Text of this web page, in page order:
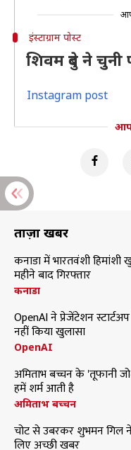
इंस्टाग्राम पोस्ट
शिवम दुबे ने
Instagram post
ताज़ा खबरें
कनाडा में भारतवंशी हिमांशी
महीने बाद गिरफ्तार
कनाडा
OpenAI ने प्रेजेंटेशन
नहीं किया खुलासा
OpenAI
अमिताभ बच्चन के 'तूफानी
हमें शर्म आती है
अमिताभ बच्चन
चोट से उबरकर शुभमन गिल
लिए अच्छी खबर